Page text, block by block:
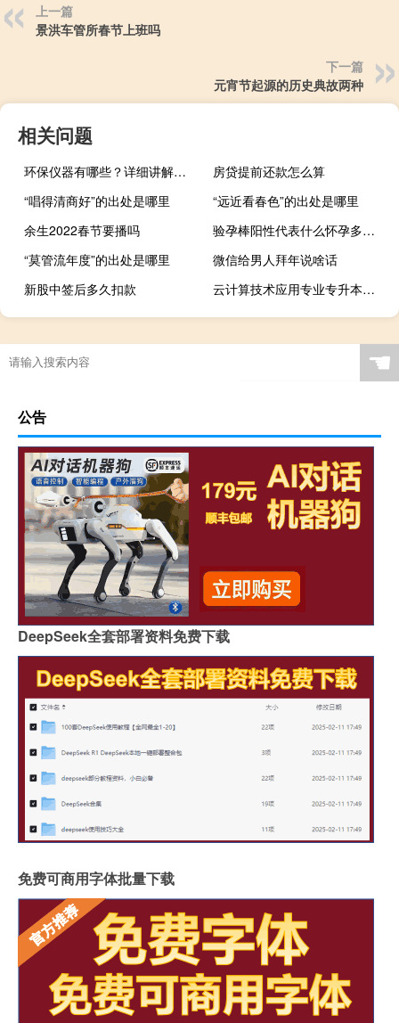
上一篇
景洪车管所春节上班吗
下一篇
元宵节起源的历史典故两种
相关问题
环保仪器有哪些？详细讲解各类环保仪器的使用方法
房贷提前还款怎么算
“唱得清商好”的出处是哪里
“远近看春色”的出处是哪里
余生2022春节要播吗
验孕棒阳性代表什么怀孕多久（验孕棒阳性代表什么）
“莫管流年度”的出处是哪里
微信给男人拜年说啥话
新股中签后多久扣款
云计算技术应用专业专升本考什么
“尔正啼时我正吟”的出处是哪里
☚
公告
DeepSeek全套部署资料免费下载
免费可商用字体批量下载